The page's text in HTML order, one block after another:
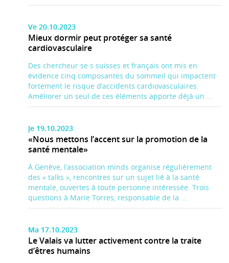
Ve 20.10.2023
Mieux dormir peut protéger sa santé
cardiovasculaire
Des chercheur·se·s suisses et français ont mis en
évidence cinq composantes du sommeil qui impactent
fortement le risque d’accidents cardiovasculaires.
Améliorer un seul de ces éléments apporte déjà un ...
Je 19.10.2023
«Nous mettons l’accent sur la promotion de la
santé mentale»
À Genève, l’association minds organise régulièrement
des « talks », rencontres sur un sujet lié à la santé
mentale, ouvertes à toute personne intéressée. Trois
questions à Marie Torres, responsable de la ...
Ma 17.10.2023
Le Valais va lutter activement contre la traite
d’êtres humains